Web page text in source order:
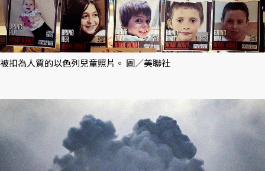
被扣為人質的以色列兒童照片。 圖／美聯社